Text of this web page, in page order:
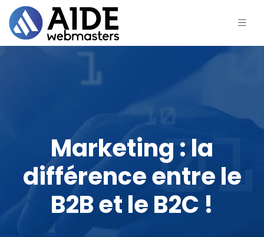
Marketing : la
différence entre le
B2B et le B2C !